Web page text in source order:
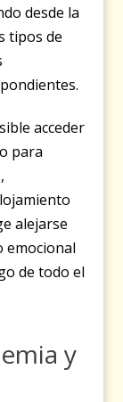
desde la
tipos de
acceder
para
alejarse
emocional
de todo el
y